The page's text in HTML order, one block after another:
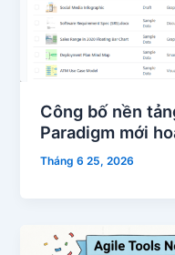
Công bố nền
Paradigm mới
Tháng 6 25, 2026